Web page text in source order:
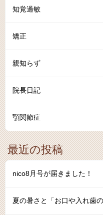
知覚過敏
矯正
親知らず
院長日記
顎関節症
最近の投稿
nico8月号が届きました！
夏の暑さと「お口や入れ歯の